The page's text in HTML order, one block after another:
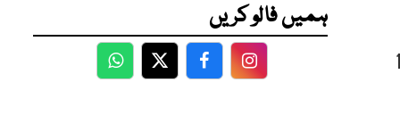
193
ہمیں فالو کریں
WhatsApp
TwitterFacebookFacebook